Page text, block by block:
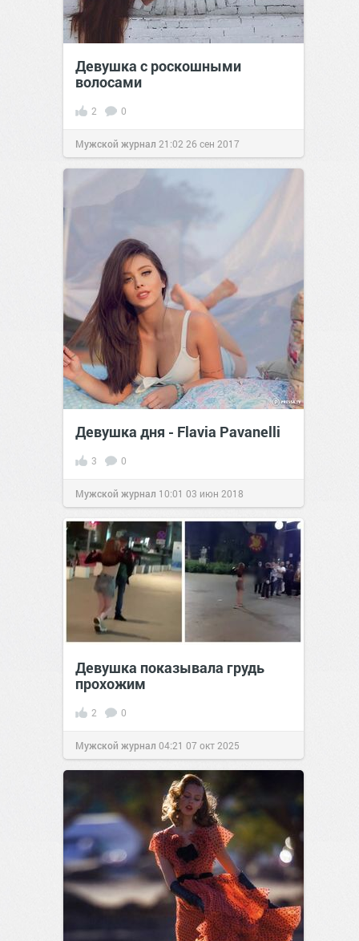
Девушка с роскошными
волосами
2 0
Мужской журнал 21:02 26 сен 2017
Девушка дня - Flavia Pavanelli
3 0
Мужской журнал 10:01 03 июн 2018
Девушка показывала грудь
прохожим
2 0
Мужской журнал 04:21 07 окт 2025